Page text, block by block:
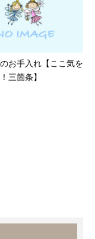
お手入れ【ここ気を
三箇条】